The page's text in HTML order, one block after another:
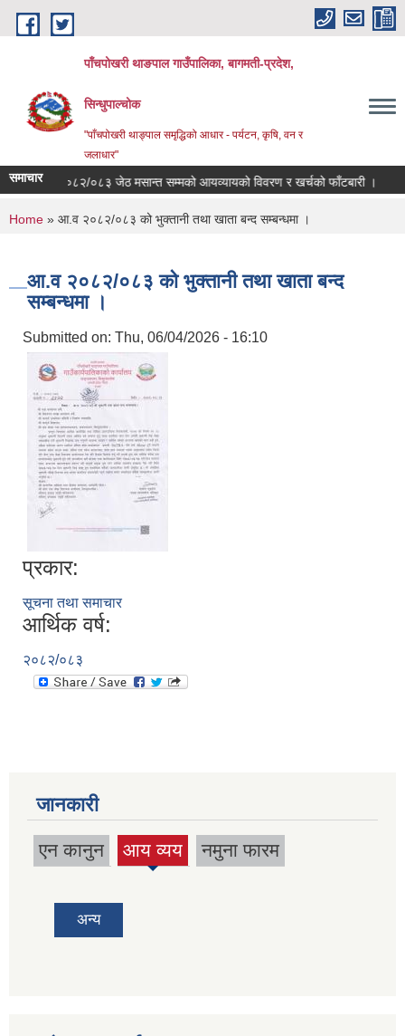
Skip to main content
पाँचपोखरी थाङपाल गाउँपालिका, बागमती-प्रदेश,
सिन्धुपाल्चोक
"पाँचपोखरी थाङ्पाल समृद्धिको आधार - पर्यटन, कृषि, वन र
जलाधार"
समाचार
आ.व २०८२/०८३ जेठ मसान्त सम्मको आयव्यायको विवरण र खर्चको फाँटबारी ।
You are here
Home » आ.व २०८२/०८३ को भुक्तानी तथा खाता बन्द सम्बन्धमा ।
आ.व २०८२/०८३ को भुक्तानी तथा खाता बन्द
सम्बन्धमा ।
Submitted on: Thu, 06/04/2026 - 16:10
प्रकार:
सूचना तथा समाचार
आर्थिक वर्ष:
२०८२/०८३
जानकारी
एन कानुन आय व्यय
(active
नमुना फारम
अन्य